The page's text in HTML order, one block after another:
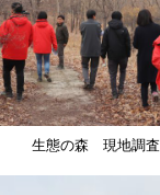
生態の森 現地調査